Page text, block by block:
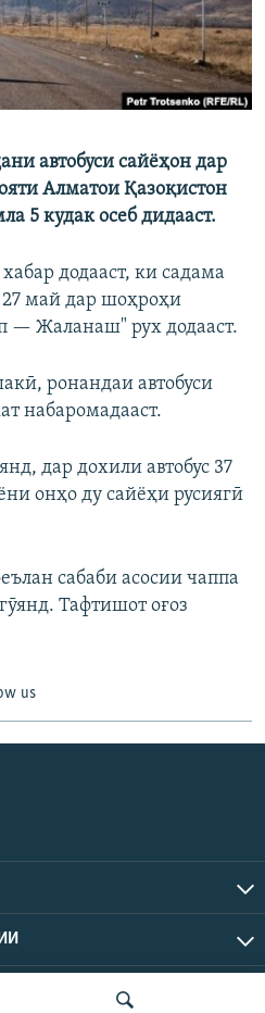
автобуси сайёҳон дар
Алматои Қазоқистон
5 кудак осеб дидааст.
додааст, ки садама
27 май дар шоҳроҳи
Жаланаш" рух додааст.
ронандаи автобуси
набаромадааст.
дар дохили автобус 37
онҳо ду сайёҳи русиягӣ
сабаби асосии чаппа
Тафтишот оғоз
us
RL, Inc. | Все права защищены.